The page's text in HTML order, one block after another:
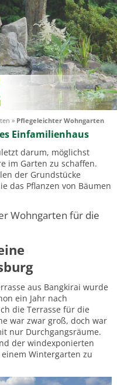
» Pflegeleichter Wohngarten
Einfamilienhaus
darum, möglichst
im Garten zu schaffen.
der Grundstücke
das Pflanzen von Bäumen
Wohngarten für die
aus Bangkirai wurde
ein Jahr nach
die Terrasse für die
war zwar groß, doch war
nur Durchgangsräume.
der windexponierten
Wintergarten zu